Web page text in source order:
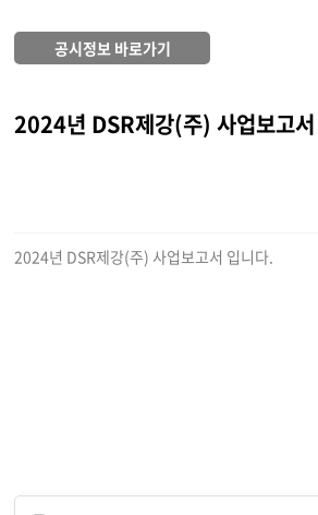
공시정보 바로가기
2024년 DSR제강(주) 사업보고서
2024년 DSR제강(주) 사업보고서 입니다.